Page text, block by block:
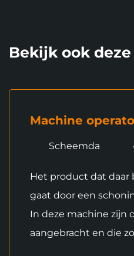
Bekijk ook
Machine
Scheemda
Het product dat
gaat door een
In deze machine zijn
aangebracht en die